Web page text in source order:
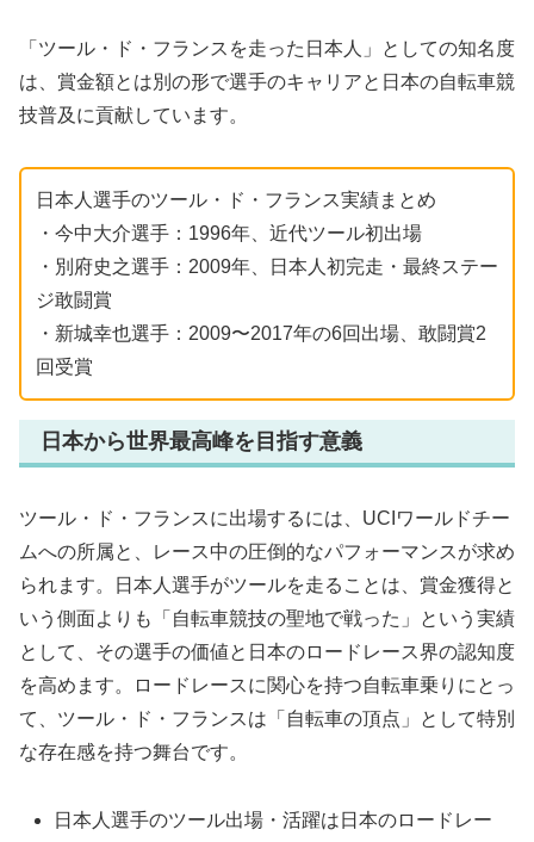
「ツール・ド・フランスを走った日本人」としての知名度
は、賞金額とは別の形で選手のキャリアと日本の自転車競
技普及に貢献しています。
日本人選手のツール・ド・フランス実績まとめ
・今中大介選手：1996年、近代ツール初出場
・別府史之選手：2009年、日本人初完走・最終ステー
ジ敢闘賞
・新城幸也選手：2009〜2017年の6回出場、敢闘賞2
回受賞
日本から世界最高峰を目指す意義
ツール・ド・フランスに出場するには、UCIワールドチー
ムへの所属と、レース中の圧倒的なパフォーマンスが求め
られます。日本人選手がツールを走ることは、賞金獲得と
いう側面よりも「自転車競技の聖地で戦った」という実績
として、その選手の価値と日本のロードレース界の認知度
を高めます。ロードレースに関心を持つ自転車乗りにとっ
て、ツール・ド・フランスは「自転車の頂点」として特別
な存在感を持つ舞台です。
日本人選手のツール出場・活躍は日本のロードレー